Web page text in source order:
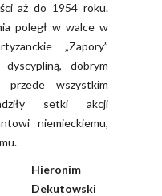
aż do 1954 roku.
poległ w walce w
„Zapory”
dyscypliną, dobrym
przede wszystkim
setki akcji
niemieckiemu,
Hieronim
Dekutowski